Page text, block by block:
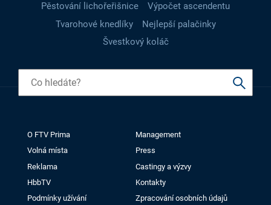
Pěstování lichořeřišnice
Výpočet ascendentu
Tvarohové knedlíky
Nejlepší palačinky
Švestkový koláč
O FTV Prima
Management
Volná místa
Press
Reklama
Castingy a výzvy
HbbTV
Kontakty
Podmínky užívání
Zpracování osobních údajů